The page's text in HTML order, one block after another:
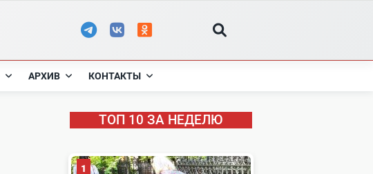
АРХИВ КОНТАКТЫ
ТОП 10 ЗА НЕДЕЛЮ